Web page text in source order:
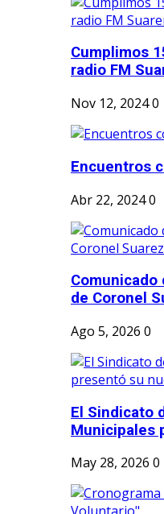
Cumplimos
radio FM
Nov 12, 20240
Encuentros
Abr 22, 20240
de Coronel
Ago 5, 2026 0
El Sindicato
Municipales
May 28, 2026 0